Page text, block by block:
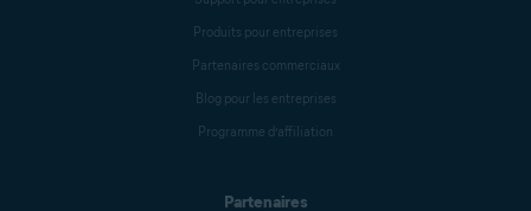
Produits pour entreprises
Partenaires commerciaux
Blog pour les entreprises
Programme d’affiliation
Partenaires